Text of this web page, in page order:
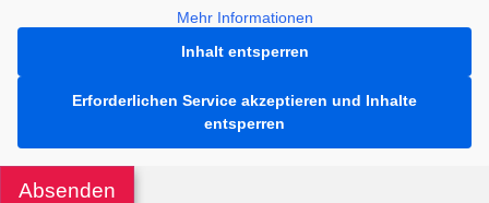
Mehr Informationen
Inhalt entsperren
Erforderlichen Service akzeptieren und Inhalte
entsperren
Absenden